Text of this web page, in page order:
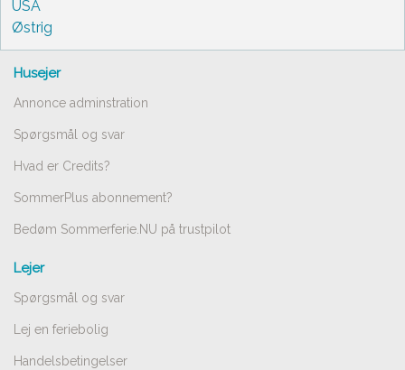
USA
Østrig
Husejer
Annonce adminstration
Spørgsmål og svar
Hvad er Credits?
SommerPlus abonnement?
Bedøm Sommerferie.NU på trustpilot
Lejer
Spørgsmål og svar
Lej en feriebolig
Handelsbetingelser